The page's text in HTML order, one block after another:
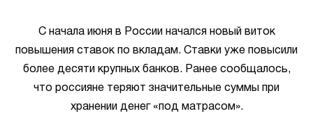
С начала июня в России начался новый виток
повышения ставок по вкладам. Ставки уже повысили
более десяти крупных банков. Ранее сообщалось,
что россияне теряют значительные суммы при
хранении денег «под матрасом».